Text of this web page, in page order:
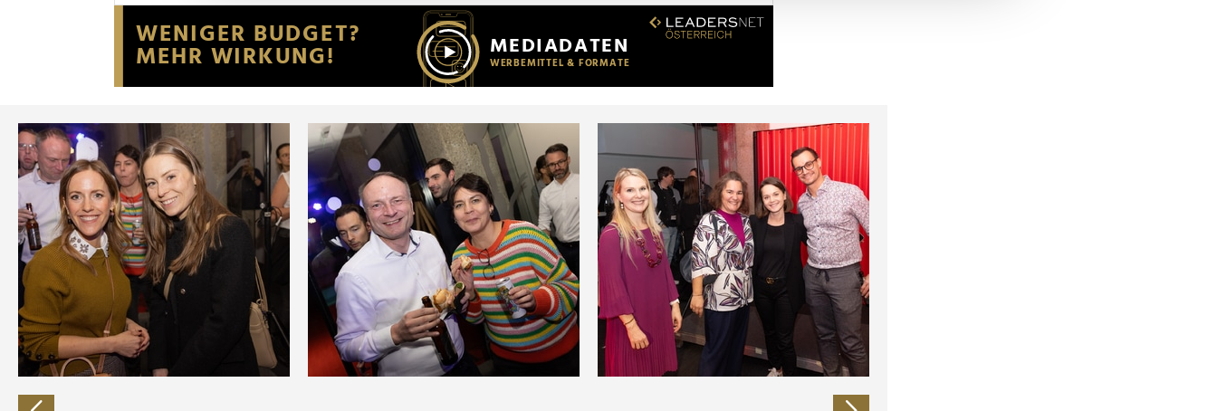
Website an unsere Partner für soziale Medien, Werbung und Analysen weiter. Unsere Partner führen diese Informationen
möglicherweise mit weiteren Daten zusammen, die Sie ihnen bereitgestellt haben oder die sie im Rahmen Ihrer Nutzung
der Dienste gesammelt haben.